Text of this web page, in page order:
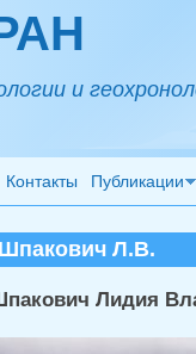
и
Контакты Публикации
Шпакович Л.В.
Лидия